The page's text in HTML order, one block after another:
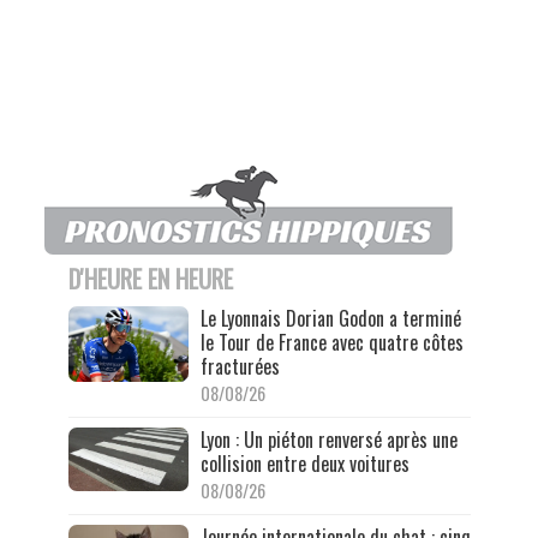
D'HEURE EN HEURE
Le Lyonnais Dorian Godon a terminé
le Tour de France avec quatre côtes
fracturées
08/08/26
Lyon : Un piéton renversé après une
collision entre deux voitures
08/08/26